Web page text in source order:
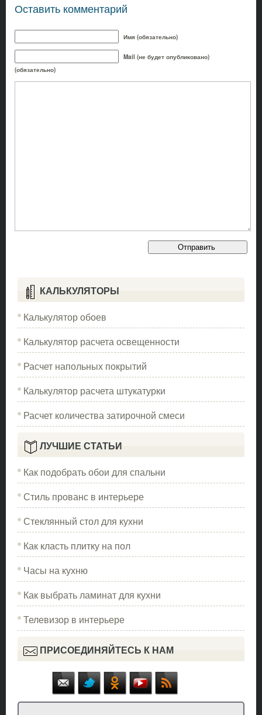
Оставить комментарий
Имя (обязательно)
Mail (не будет опубликовано)
(обязательно)
КАЛЬКУЛЯТОРЫ
Калькулятор обоев
Калькулятор расчета освещенности
Расчет напольных покрытий
Калькулятор расчета штукатурки
Расчет количества затирочной смеси
ЛУЧШИЕ СТАТЬИ
Как подобрать обои для спальни
Стиль прованс в интерьере
Стеклянный стол для кухни
Как класть плитку на пол
Часы на кухню
Как выбрать ламинат для кухни
Телевизор в интерьере
ПРИСОЕДИНЯЙТЕСЬ К НАМ